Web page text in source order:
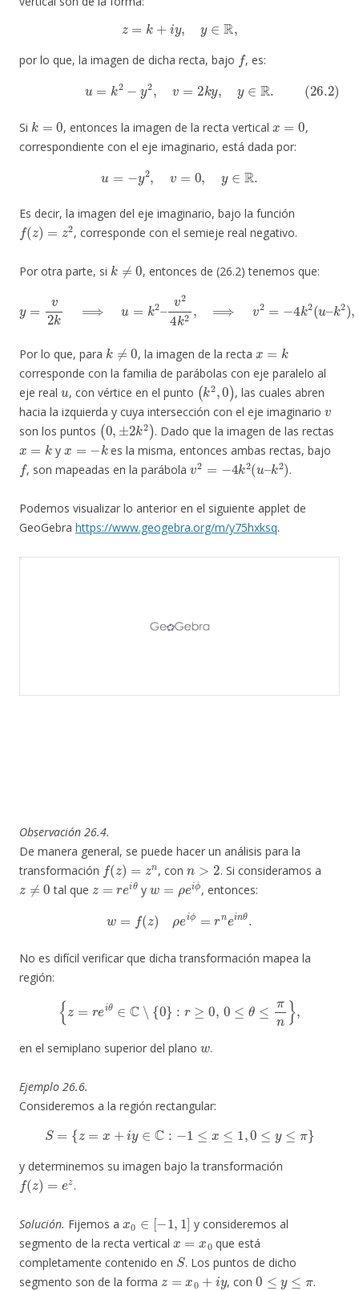
z= k +iy ∈R,
por lo que, la imagen de dicha recta, bajo , es:
(26.2) =k =2 R .
Si
k
, entonces la imagen de la recta vertical
,
correspondiente con el eje imaginario, está dada por:
=− 0,y
Es decir, la imagen del eje imaginario, bajo la función
f(z )=z2
, corresponde con el semieje real negativo.
Por otra parte, si
k 0
, entonces de (26.2) tenemos que:
=v ,⟹
Por lo que, para
k 0
, la imagen de la recta
corresponde con la familia de parábolas con eje paralelo al
eje real
u
, con vértice en el punto
(k2,0)
, las cuales abren
hacia la izquierda y cuya intersección con el eje imaginario
son los puntos
(0,±2k2)
. Dado que la imagen de las rectas
x=k
y
x=−k
es la misma, entonces ambas rectas, bajo
f
, son mapeadas en la parábola
v2=−4 k2(u–k2)
.
Podemos visualizar lo anterior en el siguiente applet de
GeoGebra https://www.geogebra.org/m/y75hxksq.
Observación 26.4.
De manera general, se puede hacer un análisis para la
transformación
f(z)=zn
, con
n> 2
. Si consideramos a
z≠0
tal que
z=reiθ
y
w =ρe iϕ
, entonces:
=f( ) =r n θ.
No es difícil verificar que dicha transformación mapea la
región:
=r
en el semiplano superior del plano .
Ejemplo 26.6.
Consideremos a la región rectangular:
={ = x+ y ∈C: 1≤ x≤1 0 ≤y ≤π}
y determinemos su imagen bajo la transformación
f(z)=ez
.
Solución. Fijemos a
−
y consideremos al
segmento de la recta vertical
x =x0
que está
completamente contenido en
S
. Los puntos de dicho
segmento son de la forma
z= x0 +iy
, con
0≤y≤π
.